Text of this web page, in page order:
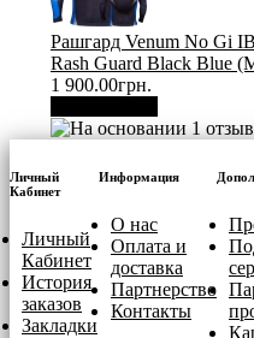
Рашгард Venum No Gi
Rash Guard Black Blue
1 900.00грн.
Личный
Кабинет
Личный
Кабинет
История
заказов
Закладки
Информация
О нас
Оплата и
доставка
Партнерство
Контакты